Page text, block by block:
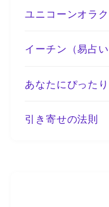
ユニコーンオラ
イーチン（易占い
あなたにぴった
引き寄せの法則